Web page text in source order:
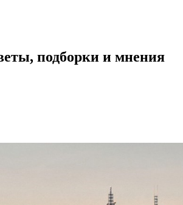
подборки и мнения